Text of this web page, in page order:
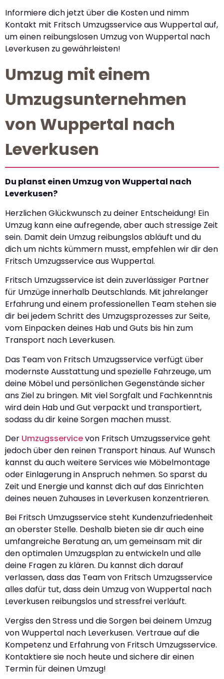
Informiere dich jetzt über die Kosten und nimm
Kontakt mit Fritsch Umzugsservice aus Wuppertal auf,
um einen reibungslosen Umzug von Wuppertal nach
Leverkusen zu gewährleisten!
Umzug mit einem
Umzugsunternehmen
von Wuppertal nach
Leverkusen
Du planst einen Umzug von Wuppertal nach
Leverkusen?
Herzlichen Glückwunsch zu deiner Entscheidung! Ein
Umzug kann eine aufregende, aber auch stressige Zeit
sein. Damit dein Umzug reibungslos abläuft und du
dich um nichts kümmern musst, empfehlen wir dir den
Fritsch Umzugsservice aus Wuppertal.
Fritsch Umzugsservice ist dein zuverlässiger Partner
für Umzüge innerhalb Deutschlands. Mit jahrelanger
Erfahrung und einem professionellen Team stehen sie
dir bei jedem Schritt des Umzugsprozesses zur Seite,
vom Einpacken deines Hab und Guts bis hin zum
Transport nach Leverkusen.
Das Team von Fritsch Umzugsservice verfügt über
modernste Ausstattung und spezielle Fahrzeuge, um
deine Möbel und persönlichen Gegenstände sicher
ans Ziel zu bringen. Mit viel Sorgfalt und Fachkenntnis
wird dein Hab und Gut verpackt und transportiert,
sodass du dir keine Sorgen machen musst.
Der Umzugsservicevon Fritsch Umzugsservice geht
jedoch über den reinen Transport hinaus. Auf Wunsch
kannst du auch weitere Services wie Möbelmontage
oder Einlagerung in Anspruch nehmen. So sparst du
Zeit und Energie und kannst dich auf das Einrichten
deines neuen Zuhauses in Leverkusen konzentrieren.
Bei Fritsch Umzugsservice steht Kundenzufriedenheit
an oberster Stelle. Deshalb bieten sie dir auch eine
umfangreiche Beratung an, um gemeinsam mit dir
den optimalen Umzugsplan zu entwickeln und alle
deine Fragen zu klären. Du kannst dich darauf
verlassen, dass das Team von Fritsch Umzugsservice
alles dafür tut, dass dein Umzug von Wuppertal nach
Leverkusen reibungslos und stressfrei verläuft.
Vergiss den Stress und die Sorgen bei deinem Umzug
von Wuppertal nach Leverkusen. Vertraue auf die
Kompetenz und Erfahrung von Fritsch Umzugsservice.
Kontaktiere sie noch heute und sichere dir einen
Termin für deinen Umzug!